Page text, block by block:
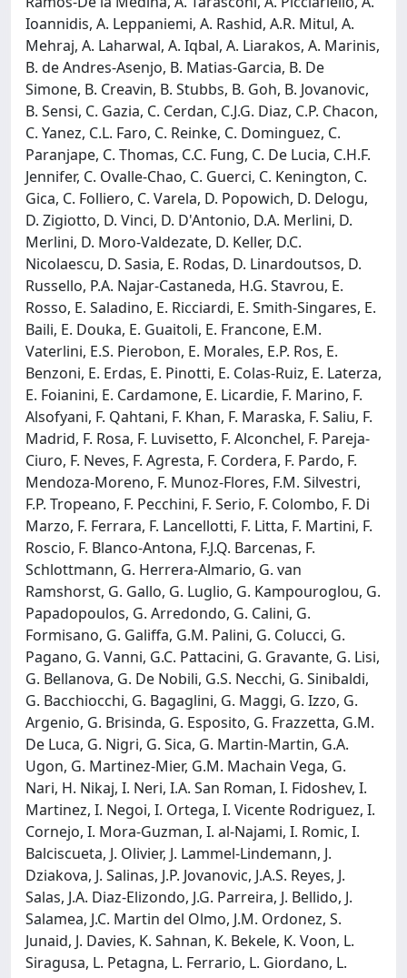
Ioannidis, A. Leppaniemi, A. Rashid, A.R. Mitul, A.
Mehraj, A. Laharwal, A. Iqbal, A. Liarakos, A. Marinis,
B. de Andres-Asenjo, B. Matias-Garcia, B. De
Simone, B. Creavin, B. Stubbs, B. Goh, B. Jovanovic,
B. Sensi, C. Gazia, C. Cerdan, C.J.G. Diaz, C.P. Chacon,
C. Yanez, C.L. Faro, C. Reinke, C. Dominguez, C.
Paranjape, C. Thomas, C.C. Fung, C. De Lucia, C.H.F.
Jennifer, C. Ovalle-Chao, C. Guerci, C. Kenington, C.
Gica, C. Folliero, C. Varela, D. Popowich, D. Delogu,
D. Zigiotto, D. Vinci, D. D'Antonio, D.A. Merlini, D.
Merlini, D. Moro-Valdezate, D. Keller, D.C.
Nicolaescu, D. Sasia, E. Rodas, D. Linardoutsos, D.
Russello, P.A. Najar-Castaneda, H.G. Stavrou, E.
Rosso, E. Saladino, E. Ricciardi, E. Smith-Singares, E.
Baili, E. Douka, E. Guaitoli, E. Francone, E.M.
Vaterlini, E.S. Pierobon, E. Morales, E.P. Ros, E.
Benzoni, E. Erdas, E. Pinotti, E. Colas-Ruiz, E. Laterza,
E. Foianini, E. Cardamone, E. Licardie, F. Marino, F.
Alsofyani, F. Qahtani, F. Khan, F. Maraska, F. Saliu, F.
Madrid, F. Rosa, F. Luvisetto, F. Alconchel, F. Pareja-
Ciuro, F. Neves, F. Agresta, F. Cordera, F. Pardo, F.
Mendoza-Moreno, F. Munoz-Flores, F.M. Silvestri,
F.P. Tropeano, F. Pecchini, F. Serio, F. Colombo, F. Di
Marzo, F. Ferrara, F. Lancellotti, F. Litta, F. Martini, F.
Roscio, F. Blanco-Antona, F.J.Q. Barcenas, F.
Schlottmann, G. Herrera-Almario, G. van
Ramshorst, G. Gallo, G. Luglio, G. Kampouroglou, G.
Papadopoulos, G. Arredondo, G. Calini, G.
Formisano, G. Galiffa, G.M. Palini, G. Colucci, G.
Pagano, G. Vanni, G.C. Pattacini, G. Gravante, G. Lisi,
G. Bellanova, G. De Nobili, G.S. Necchi, G. Sinibaldi,
G. Bacchiocchi, G. Bagaglini, G. Maggi, G. Izzo, G.
Argenio, G. Brisinda, G. Esposito, G. Frazzetta, G.M.
De Luca, G. Nigri, G. Sica, G. Martin-Martin, G.A.
Ugon, G. Martinez-Mier, G.M. Machain Vega, G.
Nari, H. Nikaj, I. Neri, I.A. San Roman, I. Fidoshev, I.
Martinez, I. Negoi, I. Ortega, I. Vicente Rodriguez, I.
Cornejo, I. Mora-Guzman, I. al-Najami, I. Romic, I.
Balciscueta, J. Olivier, J. Lammel-Lindemann, J.
Dziakova, J. Salinas, J.P. Jovanovic, J.A.S. Reyes, J.
Salas, J.A. Diaz-Elizondo, J.G. Parreira, J. Bellido, J.
Salamea, J.C. Martin del Olmo, J.M. Ordonez, S.
Junaid, J. Davies, K. Sahnan, K. Bekele, K. Voon, L.
Siragusa, L. Petagna, L. Ferrario, L. Giordano, L.